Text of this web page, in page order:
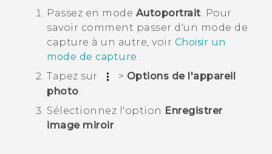
Passez en mode Autoportrait. Pour
savoir comment passer d'un mode de
capture à un autre, voir Choisir un
mode de capture .
Tapez sur
> Options de l'appareil
photo.
Sélectionnez l'option Enregistrer
image miroir.